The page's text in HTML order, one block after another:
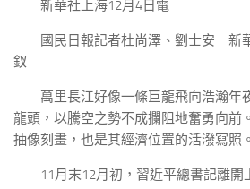
新華社上海12月4日電
國民日報記者杜尚澤、劉士安 新
釵
萬里長江好像一條巨龍飛向浩瀚年
龍頭，以騰空之勢不成攔阻地奮勇向前
抽像刻畫，也是其經濟位置的活潑寫照。
11月末12月初，習近平總書記離開